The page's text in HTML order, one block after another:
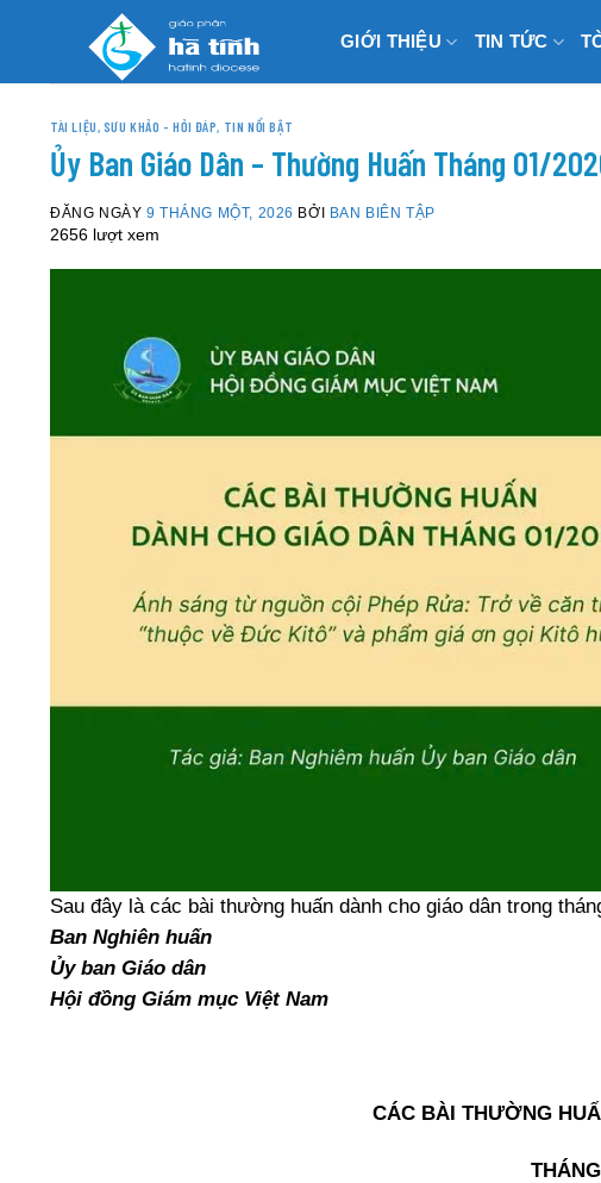
GIỚI THIỆU TIN TỨC
TÀI LIỆU, SƯU KHẢO - HỎI ĐÁP, TIN NỔI BẬT
Ủy Ban Giáo Dân – Thường Huấn Tháng 01/
ĐĂNG NGÀY 9 THÁNG MỘT, 2026 BỞI BAN BIÊN TẬP
2656 lượt xem
Sau đây là các bài thường huấn dành cho giáo dân trong
Ban Nghiên huấn
Ủy ban Giáo dân
Hội đồng Giám mục Việt Nam
CÁC BÀI THƯỜNG